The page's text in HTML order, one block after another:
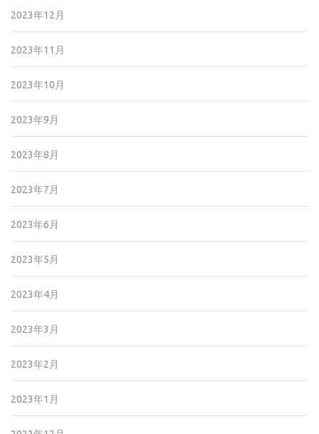
2023年12月
2023年11月
2023年10月
2023年9月
2023年8月
2023年7月
2023年6月
2023年5月
2023年4月
2023年3月
2023年2月
2023年1月